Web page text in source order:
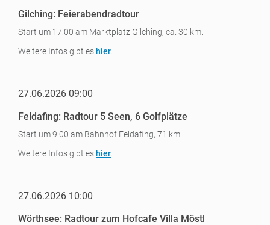
Gilching: Feierabendradtour
Start um 17:00 am Marktplatz Gilching, ca. 30 km.
Weitere Infos gibt es hier
27.06.2026 09:00
Feldafing: Radtour 5 Seen, 6 Golfplätze
Start um 9:00 am Bahnhof Feldafing, 71 km.
Weitere Infos gibt es hier
27.06.2026 10:00
Wörthsee: Radtour zum Hofcafe Villa Möstl